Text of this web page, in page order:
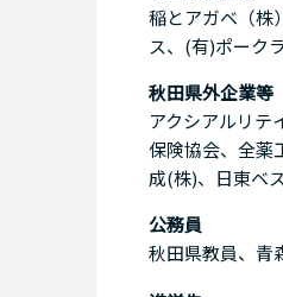
稲とアガベ（株
ス、(有)ポーク
秋田県外企業等
アクシアルリ
保険協会、全薬
成(株)、日東ベ
公務員
秋田県教員、青